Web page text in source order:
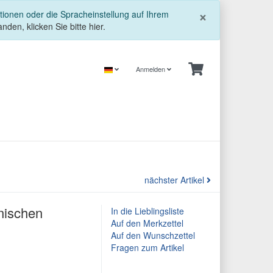
×
oder die Spracheinstellung auf Ihrem
klicken Sie bitte hier.
Anmelden
nächster Artikel
In die Lieblingsliste
Auf den Merkzettel
Auf den Wunschzettel
Fragen zum Artikel